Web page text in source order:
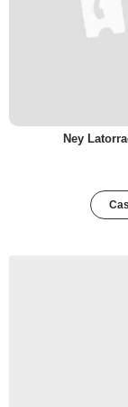
Ney